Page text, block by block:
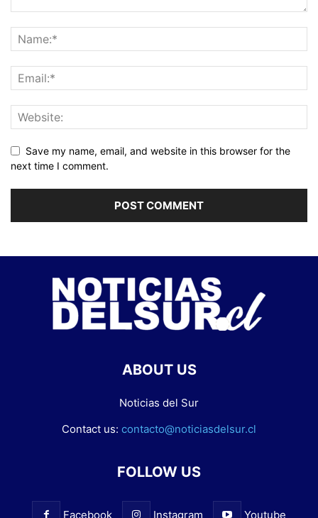
Save my name, email, and website in this browser for the
next time I comment.
ABOUT US
Noticias del Sur
Contact us: contacto@noticiasdelsur.cl
FOLLOW US
Facebook Instagram Youtube